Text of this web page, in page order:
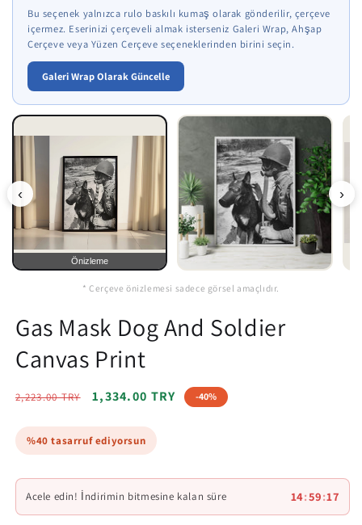
Bu seçenek yalnızca rulo baskılı kumaş olarak gönderilir, çerçeve
içermez. Eserinizi çerçeveli almak isterseniz Galeri Wrap, Ahşap
Çerçeve veya Yüzen Çerçeve seçeneklerinden birini seçin.
Galeri Wrap Olarak Güncelle
‹ ›
Önizleme
* Çerçeve önizlemesi sadece görsel amaçlıdır.
Gas Mask Dog And Soldier
Canvas Print
Regular
2,223.00 TRY
Sale
1,334.00 TRY -40%
%40 tasarruf ediyorsun
Acele edin! İndirimin bitmesine kalan süre 14:59:16